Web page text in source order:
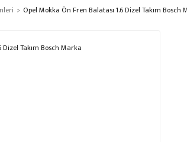
Opel Mokka Ön Fren Balatası 1.6 Dizel Takım Bosch